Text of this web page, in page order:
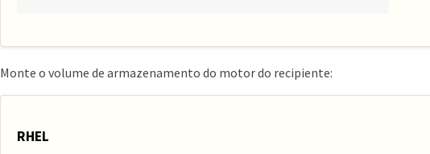
Monte o volume de armazenamento do motor do recipiente:
RHEL